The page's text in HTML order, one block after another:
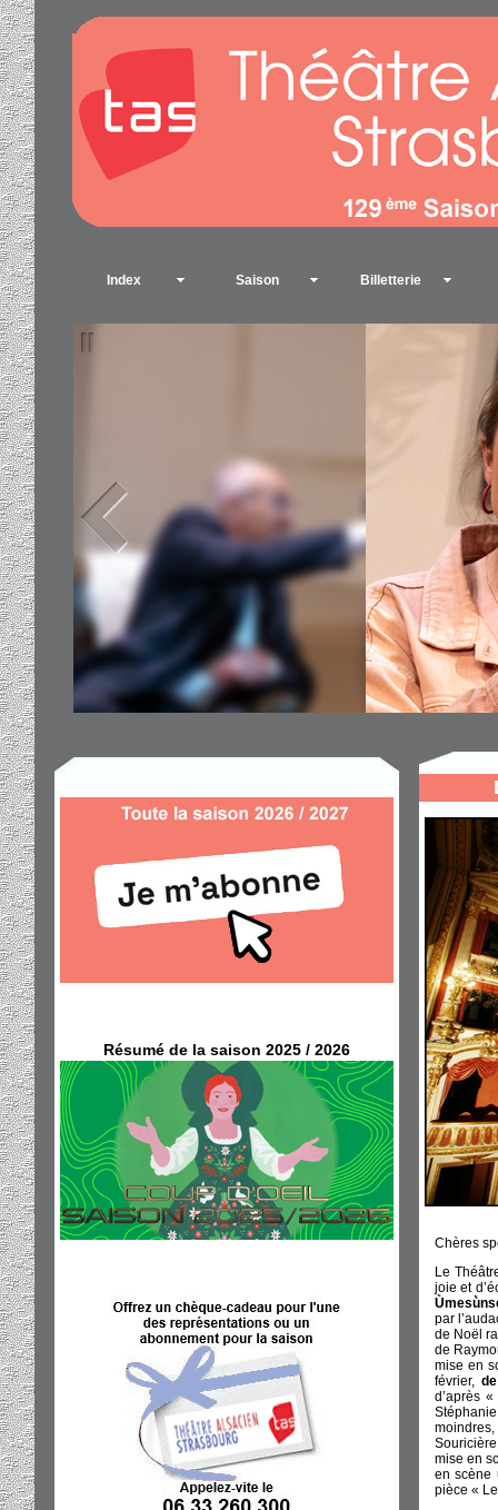
Index Saison Billetterie
Résumé de la saison 2025 / 2026
Chères
Le
joie et
par
de Noël
de
mise en
février,
d’après
mise en
en scène
pièce «